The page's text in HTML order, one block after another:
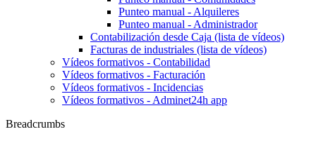
Punteo manual - Alquileres
Punteo manual - Administrador
Contabilización desde Caja (lista de vídeos)
Facturas de industriales (lista de vídeos)
Vídeos formativos - Contabilidad
Vídeos formativos - Facturación
Vídeos formativos - Incidencias
Vídeos formativos - Adminet24h app
Breadcrumbs